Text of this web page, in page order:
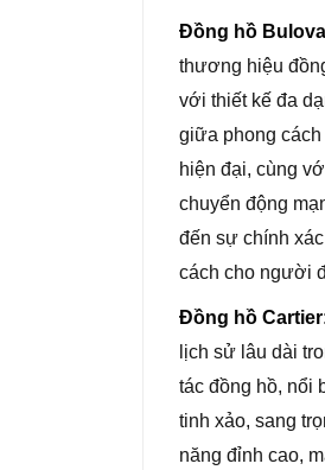
Đồng hồ Bulova
thương hiệu
với thiết kế đa
giữa phong cách
hiện đại, cùng
chuyển động
đến sự chính
cách cho người
Đồng hồ Cartier
lịch sử lâu dài
tác đồng hồ, nổi
tinh xảo, sang
năng đỉnh cao,